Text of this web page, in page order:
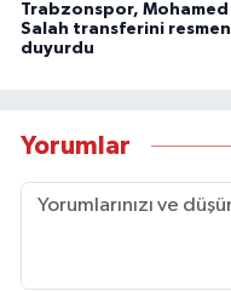
Trabzonspor, Mohamed
Salah transferini resmen
duyurdu
Yorumlar